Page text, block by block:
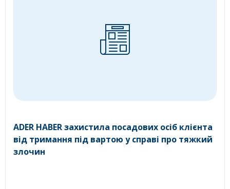
ADER HABER захистила посадових осіб клієнта
від тримання під вартою у справі про тяжкий
злочин